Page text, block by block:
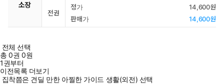
소장
전권
정가
14,600원
판매가
14,600원
전체 선택
총0권 0원
1권부터
이전목록 더보기
집착쯤은 견딜 만한 아찔한 가이드 생활(외전) 선택